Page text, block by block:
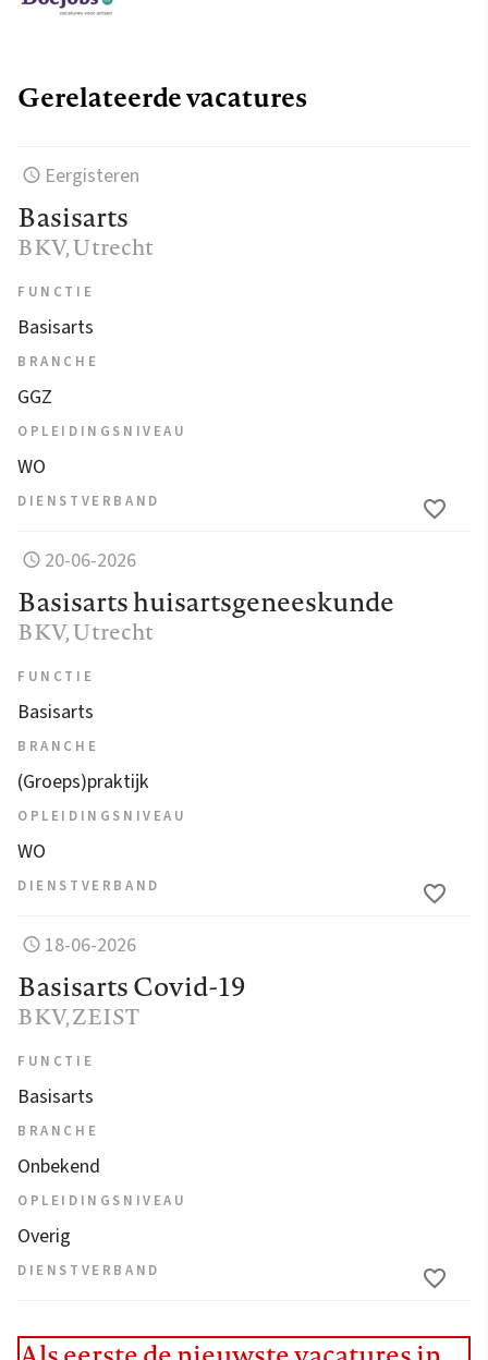
Gerelateerde vacatures
Eergisteren
Basisarts
BKV, Utrecht
FUNCTIE
Basisarts
BRANCHE
GGZ
OPLEIDINGSNIVEAU
WO
DIENSTVERBAND
20-06-2026
Basisarts huisartsgeneeskunde
BKV, Utrecht
FUNCTIE
Basisarts
BRANCHE
(Groeps)praktijk
OPLEIDINGSNIVEAU
WO
DIENSTVERBAND
18-06-2026
Basisarts Covid-19
BKV, ZEIST
FUNCTIE
Basisarts
BRANCHE
Onbekend
OPLEIDINGSNIVEAU
Overig
DIENSTVERBAND